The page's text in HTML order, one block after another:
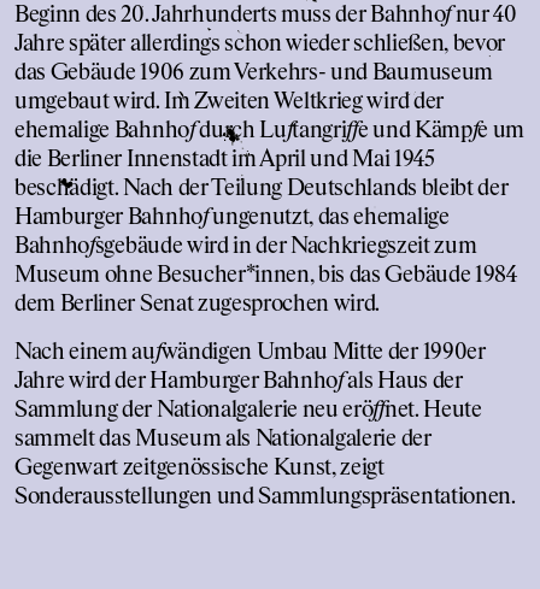
Beginn des 20. Jahrhunderts muss der Bahnhofnur 40
Jahre später allerdings schon wieder schließen, bevor
das Gebäude 1906 zum Verkehrs- und Baumuseum
umgebaut wird. Im Zweiten Weltkrieg wird der
ehemalige Bahnhofdurch Luftangriffe und Kämpfe um
die Berliner Innenstadt im April und Mai 1945
beschädigt. Nach der Teilung Deutschlands bleibt der
Hamburger Bahnhofungenutzt, das ehemalige
Bahnhofsgebäude wird in der Nachkriegszeit zum
Museum ohne Besucher*innen, bis das Gebäude 1984
dem Berliner Senat zugesprochen wird.
Nach einem aufwändigen Umbau Mitte der 1990er
Jahre wird der Hamburger Bahnhofals Haus der
Sammlung der Nationalgalerie neu eröffnet. Heute
sammelt das Museum als Nationalgalerie der
Gegenwart zeitgenössische Kunst, zeigt
Sonderausstellungen und Sammlungspräsentationen.